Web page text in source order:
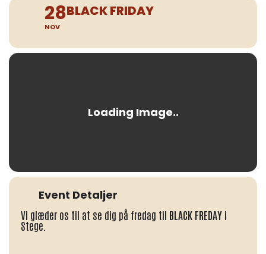
28
NOV
BLACK FRIDAY
Event Detaljer
Vi glæder os til at se dig på fredag til BLACK FREDAY i
Stege.